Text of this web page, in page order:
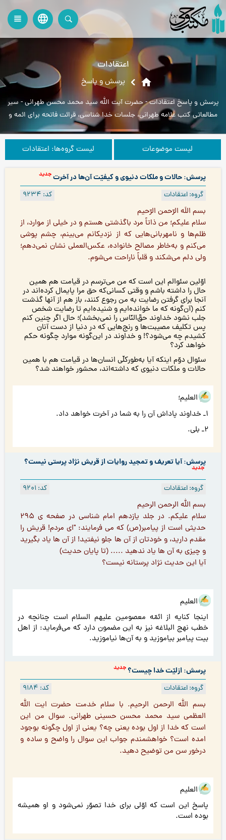
language
view_headline close
اعتقادات
home پرسش و پاسخ
پرسش و پاسخ اعتقادات - حضرت آیت الله سید محمد محسن طهرانی - سیر
مطالعاتی کتب علامه طهرانی، جلسات خدا شناسی، قرائت فاتحه برای ائمه و
بزرگان، جزا و پاداش، تولّی و
لیست موضوعات لیست گروه‌ها: اعتقادات
پرسش: حالات و ملکات دنیوی و کیفیّت آن‌ها در آخرتجدید
کد: 9234 گروه: اعتقادات
بسم اللَه الرّحمن الرّحيم
سلام عليكم؛ من ذاتاً مرد باگذشتی هستم و در خیلی از موارد، از
ظلم‌ها و نامهربانی‌هایی كه از نزديكانم مى‌بينم، چشم پوشى
مى‌كنم و به‌خاطر مصالح خانواده، عكس‌العملى نشان نمى‌دهم؛
ولى دلم می‌شكند و قلباً ناراحت می‌شوم.
اوّلین سئوالم اين است كه من می‌ترسم در قيامت هم همين
حال را داشته باشم و وقتی کسانی‌که حق مرا پایمال کرده‌اند در
آنجا برای گرفتن رضایت به من رجوع کنند، باز هم از آنها گذشت
کنم (آن‌گونه که ما خوانده‌ایم و شنیده‌ایم تا رضايت شخص
جلب نشود خداوند حقّ‌النّاس را نمی‌بخشد)؛ حال اگر چنین کنم
پس تکلیف مصیبت‌ها و رنج‌هایی که در دنیا از دست آنان
کشیدم چه می‌شود؟! و خداوند در این‌گونه موارد چگونه حکم
خواهد کرد؟
سئوال دوّم اینکه آیا به‌طورکلّی انسان‌ها در قیامت هم با همین
حالات و ملکات دنیوی که داشته‌اند، محشور خواهند شد؟
هو العلیم؛
۱ـ خداوند پاداش آن را به شما در آخرت خواهد داد.
۲ـ بلی.
پرسش: آیا تعریف و تمجید روایات از قریش نژاد پرستی نیست؟
جدید
کد: 9201 گروه: اعتقادات
بسم الله الرحمن الرحيم
سلام عليكم. در جلد یازدهم امام شناسی در صفحه ی ٢٩۵
حدیثی است از پیامبر(ص) که می فرمایند: "ای مردم! قریش را
مقدم دارید، و خودتان از آن ها جلو نیفتید! از آن ها یاد بگیرید
و چیزی به آن ها یاد ندهید ..... (تا پایان حدیث)
آیا این حدیث نژاد پرستانه نيست؟
هو العلیم
اینجا کنایه از ائمّه معصومین علیهم السلام است چنانچه در
خطب نهج البلاغه نیز به این مضمون دارد که می‌فرماید:‌ از اهل
بیت پیامبر بیاموزید و به آن‌ها نیاموزید.
پرسش: ازلیّت خدا چیست؟جدید
کد: 9184 گروه: اعتقادات
بسم الله الرحمن الرحيم. با سلام خدمت حضرت ايت الله
العظمى سيد محمد محسن حسينى طهرانى. سوال من این
است که خدا از اول بوده یعنی چه؟ یعنی از اول چگونه بوجود
امده است؟ خواهشمندم جواب این سوال را واضح و ساده و
درخور سن من توضیح دهید.
هو العلیم
پاسخ این است که اوّلی برای خدا تصوّر نمی‌شود و او همیشه
بوده است.